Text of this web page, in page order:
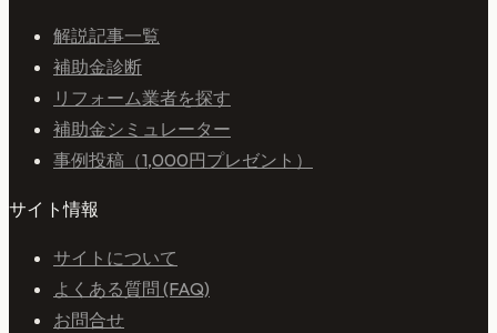
解説記事一覧
補助金診断
リフォーム業者を探す
補助金シミュレーター
事例投稿（1,000円プレゼント）
サイト情報
サイトについて
よくある質問 (FAQ)
お問合せ